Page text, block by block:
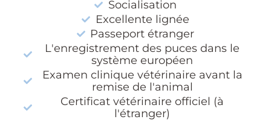
Socialisation
Excellente lignée
Passeport étranger
L'enregistrement des puces dans le
système européen
Examen clinique vétérinaire avant la
remise de l'animal
Certificat vétérinaire officiel (à
l'étranger)